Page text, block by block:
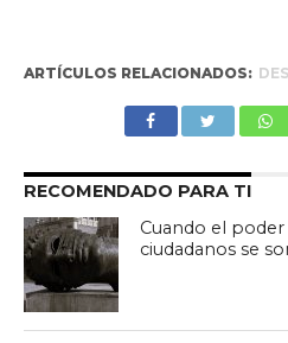
ARTÍCULOS RELACIONADOS:
RECOMENDADO PARA TI
Cuando el
ciudadanos se